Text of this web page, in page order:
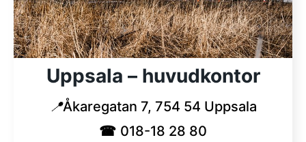
Uppsala – huvudkontor
📍Åkaregatan 7, 754 54 Uppsala
☎ 018-18 28 80